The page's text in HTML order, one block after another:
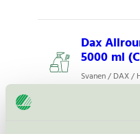
Dax
5000 ml
Svanen / DAX /